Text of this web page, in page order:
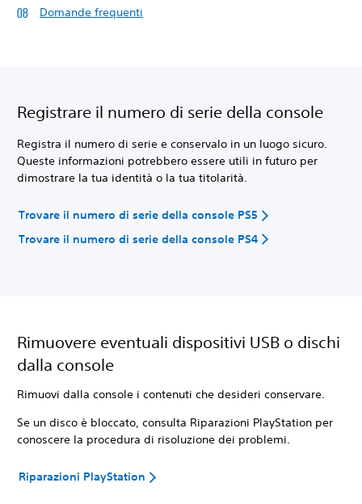
Domande frequenti
Registrare il numero di serie della console
Registra il numero di serie e conservalo in un luogo sicuro.
Queste informazioni potrebbero essere utili in futuro per
dimostrare la tua identità o la tua titolarità.
Trovare il numero di serie della console PS5
Trovare il numero di serie della console PS4
Rimuovere eventuali dispositivi USB o dischi
dalla console
Rimuovi dalla console i contenuti che desideri conservare.
Se un disco è bloccato, consulta Riparazioni PlayStation per
conoscere la procedura di risoluzione dei problemi.
Riparazioni PlayStation